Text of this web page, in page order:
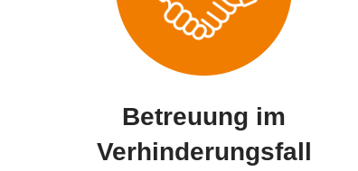
Betreuung im
Verhinderungsfall